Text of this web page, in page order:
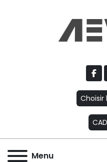
Choisir
Menu